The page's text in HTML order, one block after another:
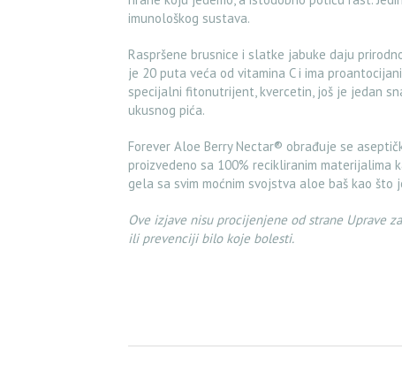
imunološkog sustava.
Raspršene brusnice i slatke jabuke daju
je 20 puta veća od vitamina C i ima
specijalni fitonutrijent, kvercetin, još je jedan
ukusnog pića.
Forever Aloe Berry Nectar® obrađuje se
proizvedeno sa 100% recikliranim materijalima
gela sa svim moćnim svojstva aloe baš kao što
Ove izjave nisu procijenjene od strane Uprave
ili prevenciji bilo koje bolesti.